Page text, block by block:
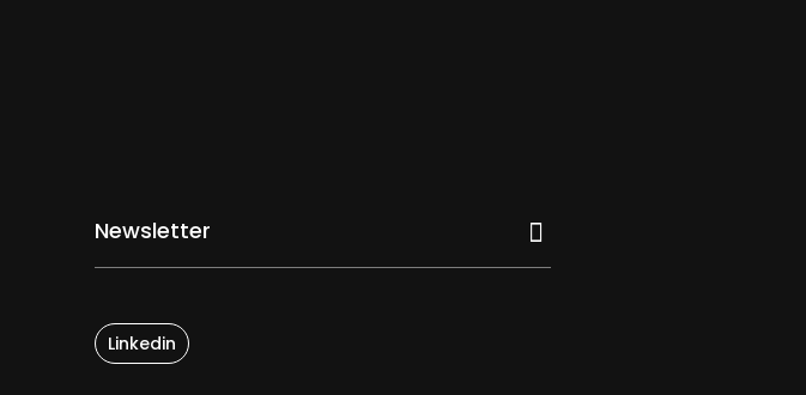
Linkedin